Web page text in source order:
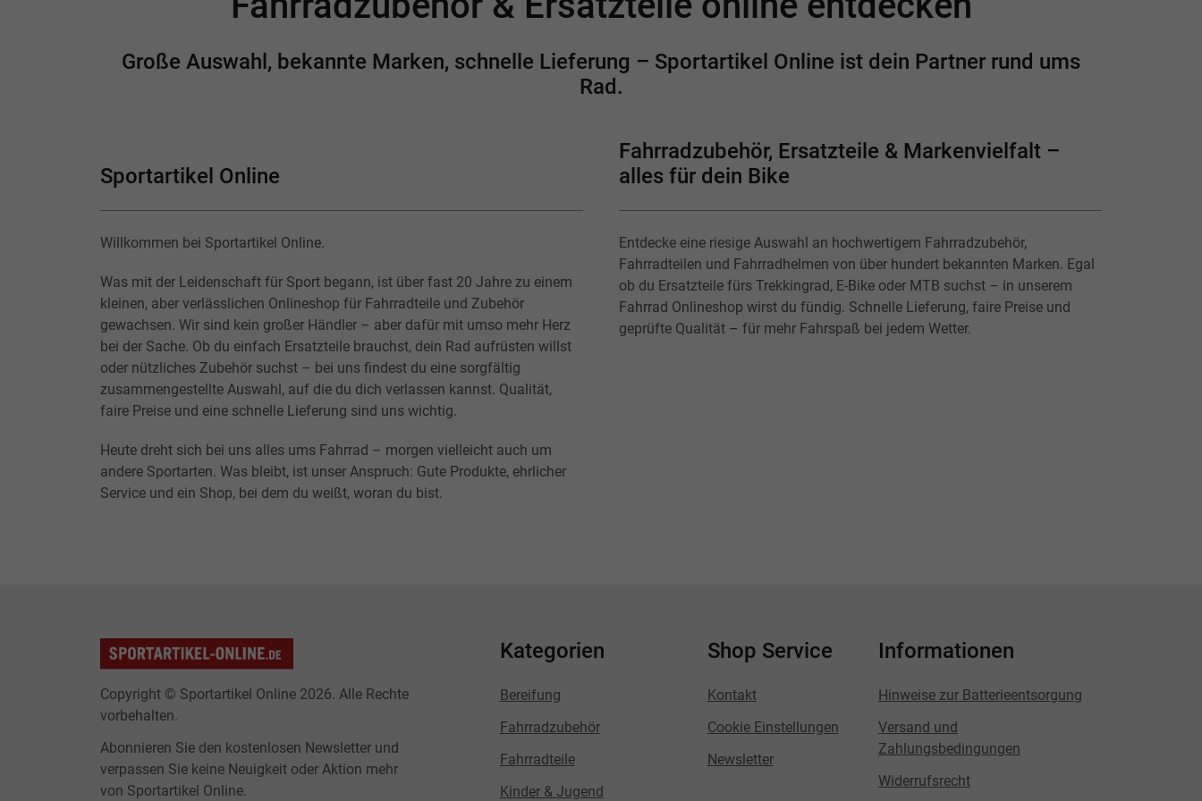
Große Auswahl, bekannte Marken, schnelle Lieferung – Sportartikel Online ist dein Partner rund ums
Rad.
Sportartikel Online
Willkommen bei Sportartikel Online.
Was mit der Leidenschaft für Sport begann, ist über fast 20 Jahre zu einem
kleinen, aber verlässlichen Onlineshop für Fahrradteile und Zubehör
gewachsen. Wir sind kein großer Händler – aber dafür mit umso mehr Herz
bei der Sache. Ob du einfach Ersatzteile brauchst, dein Rad aufrüsten willst
oder nützliches Zubehör suchst – bei uns findest du eine sorgfältig
zusammengestellte Auswahl, auf die du dich verlassen kannst. Qualität,
faire Preise und eine schnelle Lieferung sind uns wichtig.
Heute dreht sich bei uns alles ums Fahrrad – morgen vielleicht auch um
andere Sportarten. Was bleibt, ist unser Anspruch: Gute Produkte, ehrlicher
Service und ein Shop, bei dem du weißt, woran du bist.
Fahrradzubehör, Ersatzteile & Markenvielfalt –
alles für dein Bike
Entdecke eine riesige Auswahl an hochwertigem Fahrradzubehör,
Fahrradteilen und Fahrradhelmen von über hundert bekannten Marken. Egal
ob du Ersatzteile fürs Trekkingrad, E-Bike oder MTB suchst – in unserem
Fahrrad Onlineshop wirst du fündig. Schnelle Lieferung, faire Preise und
geprüfte Qualität – für mehr Fahrspaß bei jedem Wetter.
Copyright © Sportartikel Online 2026. Alle Rechte
vorbehalten.
Abonnieren Sie den kostenlosen Newsletter und
verpassen Sie keine Neuigkeit oder Aktion mehr
von Sportartikel Online.
Kategorien
Bereifung
Fahrradzubehör
Fahrradteile
Kinder & Jugend
Shop Service
Kontakt
Cookie Einstellungen
Newsletter
Informationen
Hinweise zur Batterieentsorgung
Versand und
Zahlungsbedingungen
Widerrufsrecht